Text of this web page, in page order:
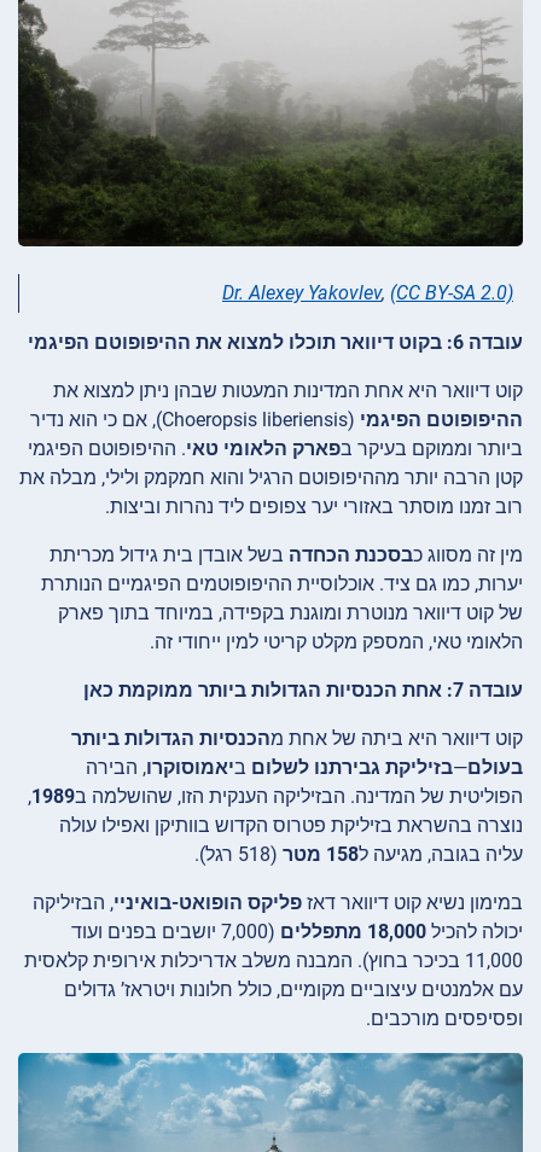
Dr. Alexey Yakovlev, (CC BY-SA 2.0)
עובדה 6: בקוט דיוואר תוכלו למצוא את ההיפופוטם הפיגמי
קוט דיוואר היא אחת המדינות המעטות שבהן ניתן למצוא את
ההיפופוטם הפיגמי
(Choeropsis liberiensis), אם כי הוא נדיר
ביותר וממוקם בעיקר בפארק הלאומי טאי. ההיפופוטם הפיגמי
קטן הרבה יותר מההיפופוטם הרגיל והוא חמקמק ולילי, מבלה את
רוב זמנו מוסתר באזורי יער צפופים ליד נהרות וביצות.
מין זה מסווג כבסכנת הכחדה בשל אובדן בית גידול מכריתת
יערות, כמו גם ציד. אוכלוסיית ההיפופוטמים הפיגמיים הנותרת
של קוט דיוואר מנוטרת ומוגנת בקפידה, במיוחד בתוך פארק
הלאומי טאי, המספק מקלט קריטי למין ייחודי זה.
עובדה 7: אחת הכנסיות הגדולות ביותר ממוקמת כאן
קוט דיוואר היא ביתה של אחת מהכנסיות הגדולות ביותר
בעולם—בזיליקת גבירתנו לשלום ביאמוסוקרו, הבירה
הפוליטית של המדינה. הבזיליקה הענקית הזו, שהושלמה ב1989
,
נוצרה בהשראת בזיליקת פטרוס הקדוש בוותיקן ואפילו עולה
עליה בגובה, מגיעה ל158 מטר (518 רגל).
במימון נשיא קוט דיוואר דאז פליקס הופואט-בואיניי, הבזיליקה
יכולה להכיל 18,000 מתפללים
(7,000 יושבים בפנים ועוד
11,000 בכיכר בחוץ). המבנה משלב אדריכלות אירופית קלאסית
עם אלמנטים עיצוביים מקומיים, כולל חלונות ויטראז’ גדולים
ופסיפסים מורכבים.